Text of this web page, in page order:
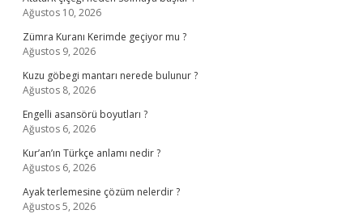
Ağustos 10, 2026
Zümra Kuranı Kerimde geçiyor mu ?
Ağustos 9, 2026
Kuzu göbegi mantarı nerede bulunur ?
Ağustos 8, 2026
Engelli asansörü boyutları ?
Ağustos 6, 2026
Kur’an’ın Türkçe anlamı nedir ?
Ağustos 6, 2026
Ayak terlemesine çözüm nelerdir ?
Ağustos 5, 2026